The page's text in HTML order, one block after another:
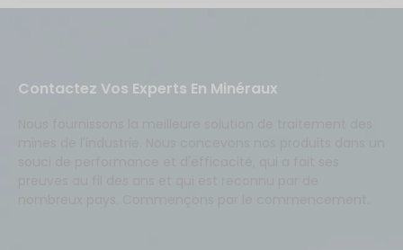
Contactez Vos Experts En Minéraux